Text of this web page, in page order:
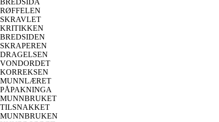
RØFFELEN
SKRAVLET
KRITIKKEN
BREDSIDEN
SKRAPEREN
DRAGELSEN
VONDORDET
KORREKSEN
MUNNLÆRET
PÅPAKNINGA
MUNNBRUKET
TILSNAKKET
MUNNBRUKEN